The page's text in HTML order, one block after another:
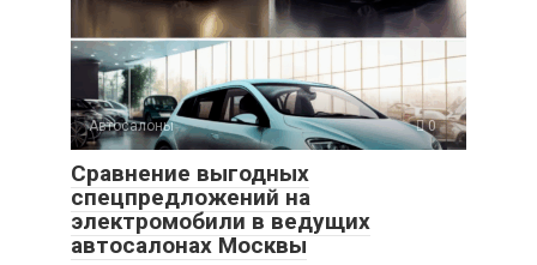
Автосалоны 0
Сравнение выгодных
спецпредложений на
электромобили в ведущих
автосалонах Москвы